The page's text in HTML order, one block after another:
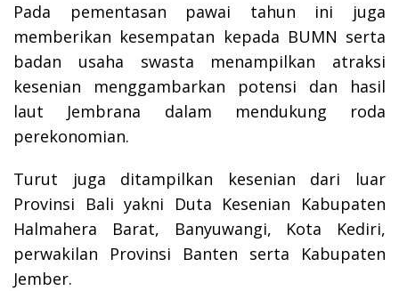
Pada pementasan pawai tahun ini juga
memberikan kesempatan kepada BUMN serta
badan usaha swasta menampilkan atraksi
kesenian menggambarkan potensi dan hasil
laut Jembrana dalam mendukung roda
perekonomian.
Turut juga ditampilkan kesenian dari luar
Provinsi Bali yakni Duta Kesenian Kabupaten
Halmahera Barat, Banyuwangi, Kota Kediri,
perwakilan Provinsi Banten serta Kabupaten
Jember.